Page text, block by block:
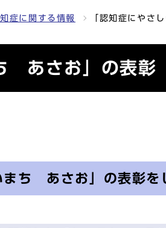
症に関する情報 「認知症にやさ
あさお」の表彰
まち あさお」の表彰を